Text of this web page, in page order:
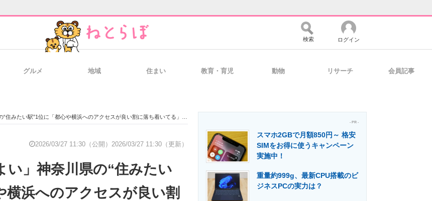
経営リーダーのコミュニティ マーケ×ITの今がよく分かる
サイト 製造業のIT導入・活用を支援
検索 ログイン
グルメ 地域 住まい 教育・育児 動物 リサーチ 会員記事
「都心や横浜へのアクセスが良い割に落ち着いてる」「のどかで良い」「商業施設も充実」「自然もある」の声
2026/03/27 11:30（公開） 2026/03/27 11:30（更新）
い」神奈川県の“住みたい
横浜へのアクセスが良い割
- PR -
スマホ2GBで月額850円～ 格安
SIMをお得に使うキャンペーン
実施中！
重量約999g、最新CPU搭載のビ
ジネスPCの実力は？